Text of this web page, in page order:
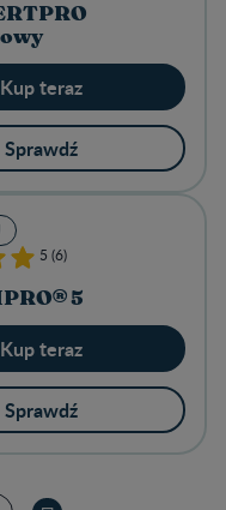
Kup teraz
Sprawdź
5 (6)
5
Kup teraz
Sprawdź